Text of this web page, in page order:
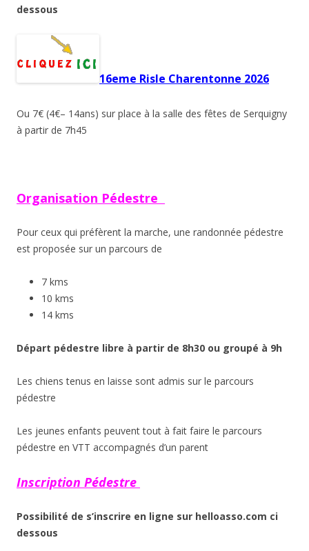
dessous
16eme Risle Charentonne 2026
Ou 7€ (4€– 14ans) sur place à la salle des fêtes de Serquigny
à partir de 7h45
Organisation Pédestre
Pour ceux qui préfèrent la marche, une randonnée pédestre
est proposée sur un parcours de
7 kms
10 kms
14 kms
Départ pédestre libre à partir de 8h30 ou groupé à 9h
Les chiens tenus en laisse sont admis sur le parcours
pédestre
Les jeunes enfants peuvent tout à fait faire le parcours
pédestre en VTT accompagnés d’un parent
Inscription Pédestre
Possibilité de s’inscrire en ligne sur helloasso.com ci
dessous